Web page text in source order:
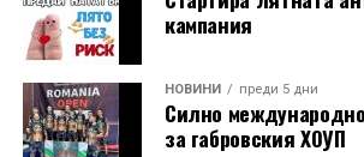
кампания
НОВИНИ преди 5 дни
Силно
за габровския ХОУП